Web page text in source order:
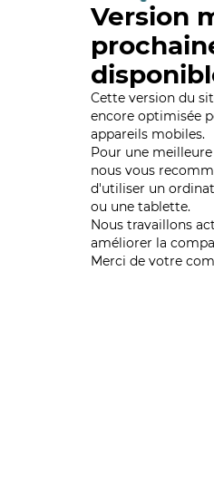
Version
Cette version du
encore optimisée
appareils mobiles.
Pour une
nous vous
d'utiliser un
ou une tablette.
Nous travaillons
améliorer la
Merci de votre